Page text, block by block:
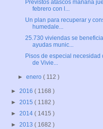
Previstos atascos mañana
febrero con l...
Un plan para recuperar y
humedale...
25.730 viviendas se
ayudas munic...
Pisos de especial necesidad
de Vivie...
►enero( 112 )
► 2016 ( 1168 )
► 2015 ( 1182 )
► 2014 ( 1415 )
► 2013 ( 1682 )